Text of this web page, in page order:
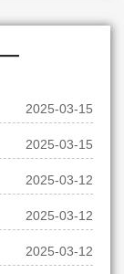
—
2025-03-15
2025-03-15
2025-03-12
2025-03-12
2025-03-12